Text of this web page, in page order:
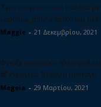
Χριστουγεννιάτικη σαλάτα
καρύδια, μπαλσάμικο και μέλι
Maggie - 21 Δεκεμβρίου, 2021
Φτιάξε σπιτικούς
& ενέργεια. Εύκολη συνταγή
Megeia - 29 Μαρτίου, 2021